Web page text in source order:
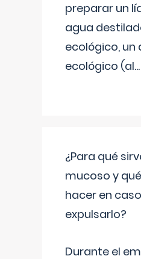
preparar un
agua
ecológico, un
ecológico (al...
¿Para qué
mucoso y
hacer en
expulsarlo?
Durante el